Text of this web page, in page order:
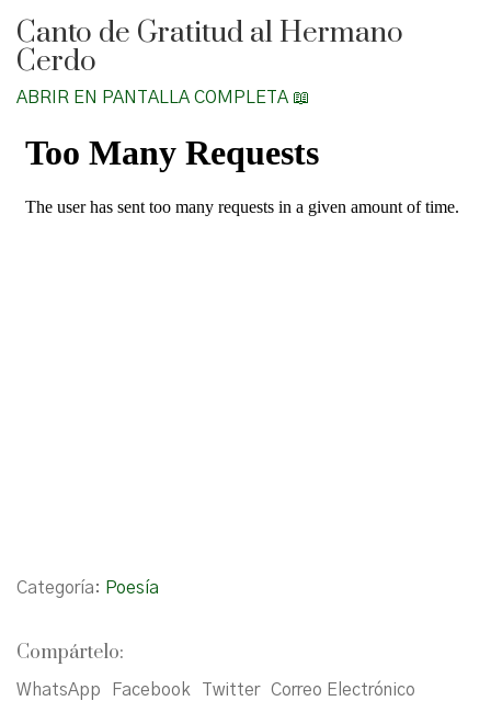
Canto de Gratitud al Hermano
Cerdo
ABRIR EN PANTALLA COMPLETA 📖
Categoría: Poesía
Compártelo:
WhatsApp Facebook Twitter Correo Electrónico